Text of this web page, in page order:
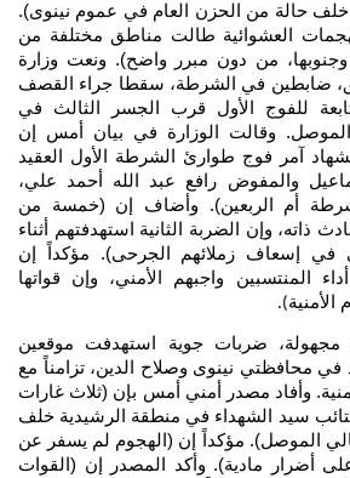
خلف حالة من الحزن العام في عموم نينوى).
العشوائية طالت مناطق مختلفة من
من دون مبرر واضح). ونعت وزارة
ضابطين في الشرطة، سقطا جراء القصف
للفوج الأول قرب الجسر الثالث في
الموصل. وقالت الوزارة في بيان أمس إن
آمر فوج طوارئ الشرطة الأول العقيد
والمفوض رافع عبد الله أحمد علي،
أم الربعين). وأضاف إن (خمسة من
ذاته، وإن الضربة الثانية استهدفتهم أثناء
في إسعاف زملائهم الجرحى). مؤكداً إن
المنتسبين واجبهم الأمني، وإن قواتها
).
مجهولة، ضربات جوية استهدفت موقعين
محافظتي نينوى وصلاح الدين، تزامناً مع
وأفاد مصدر أمني أمس بإن (ثلاث غارات
سيد الشهداء في منطقة الرشيدية خلف
الموصل). مؤكداً إن (الهجوم لم يسفر عن
أضرار مادية). وأكد المصدر إن (القوات